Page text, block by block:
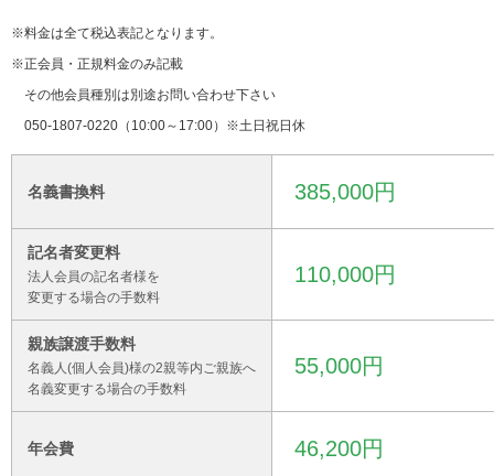
※料金は全て税込表記となります。
※正会員・正規料金のみ記載
その他会員種別は別途お問い合わせ下さい
050-1807-0220（10:00～17:00）※土日祝日休
名義書換料 385,000円
記名者変更料
法人会員の記名者様を
変更する場合の手数料
110,000円
親族譲渡手数料
名義人(個人会員)様の2親等内ご親族へ
名義変更する場合の手数料
55,000円
年会費 46,200円